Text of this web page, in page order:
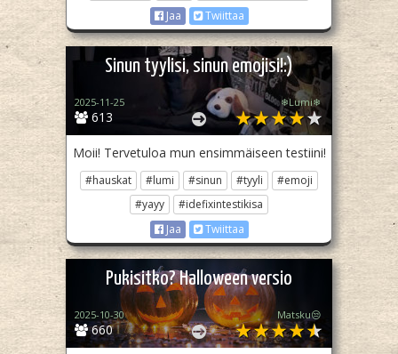
Jaa
Twiittaa
Sinun tyylisi, sinun emojisi!:)
613
2025-11-25 ❄Lumi❄
Moii! Tervetuloa mun ensimmäiseen testiini!
#hauskat #lumi #sinun #tyyli
#emoji
#yayy
#idefixintestikisa
Jaa
Twiittaa
Pukisitko? Halloween versio
660
2025-10-30 Matsku😒